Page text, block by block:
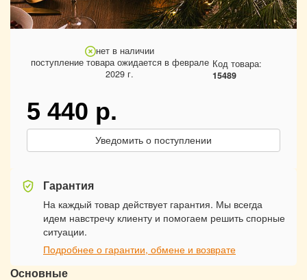
Основные
нет в наличии
поступление товара ожидается в феврале
2029 г.
Код товара:
15489
5 440 р.
Уведомить о поступлении
Гарантия
На каждый товар действует гарантия. Мы всегда
идем навстречу клиенту и помогаем решить спорные
ситуации.
Подробнее о гарантии, обмене и возврате